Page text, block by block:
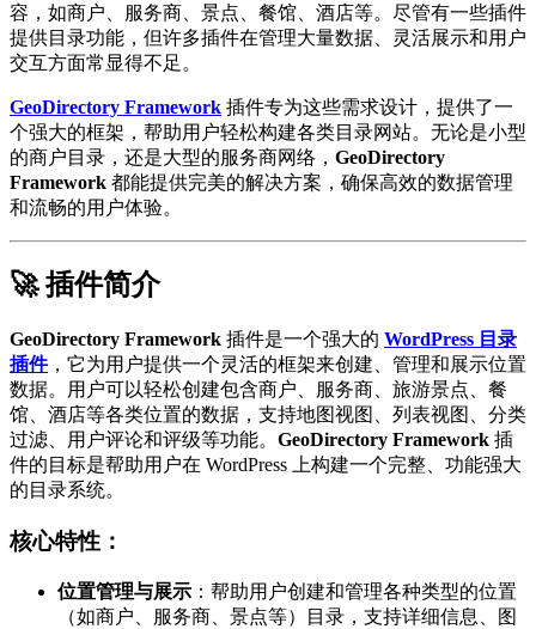
容，如商户、服务商、景点、餐馆、酒店等。尽管有一些插件
提供目录功能，但许多插件在管理大量数据、灵活展示和用户
交互方面常显得不足。
GeoDirectory Framework 插件专为这些需求设计，提供了一
个强大的框架，帮助用户轻松构建各类目录网站。无论是小型
的商户目录，还是大型的服务商网络， GeoDirectory
Framework 都能提供完美的解决方案，确保高效的数据管理
和流畅的用户体验。
🚀 插件简介
GeoDirectory Framework 插件是一个强大的 WordPress 目录
插件，它为用户提供一个灵活的框架来创建、管理和展示位置
数据。用户可以轻松创建包含商户、服务商、旅游景点、餐
馆、酒店等各类位置的数据，支持地图视图、列表视图、分类
过滤、用户评论和评级等功能。 GeoDirectory Framework 插
件的目标是帮助用户在 WordPress 上构建一个完整、功能强大
的目录系统。
核心特性：
位置管理与展示 ：帮助用户创建和管理各种类型的位置
（如商户、服务商、景点等）目录，支持详细信息、图